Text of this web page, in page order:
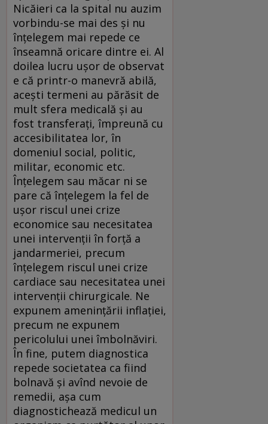
Nicăieri ca la spital nu auzim
vorbindu-se mai des şi nu
înţelegem mai repede ce
înseamnă oricare dintre ei. Al
doilea lucru uşor de observat
e că printr-o manevră abilă,
aceşti termeni au părăsit de
mult sfera medicală şi au
fost transferaţi, împreună cu
accesibilitatea lor, în
domeniul social, politic,
militar, economic etc.
Înţelegem sau măcar ni se
pare că înţelegem la fel de
uşor riscul unei crize
economice sau necesitatea
unei intervenţii în forţă a
jandarmeriei, precum
înţelegem riscul unei crize
cardiace sau necesitatea unei
intervenţii chirurgicale. Ne
expunem ameninţării inflaţiei,
precum ne expunem
pericolului unei îmbolnăviri.
În fine, putem diagnostica
repede societatea ca fiind
bolnavă şi avînd nevoie de
remedii, aşa cum
diagnostichează medicul un